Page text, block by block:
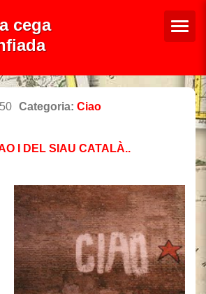
cega
Categoria: Ciao
I DEL SIAU CATALÀ..